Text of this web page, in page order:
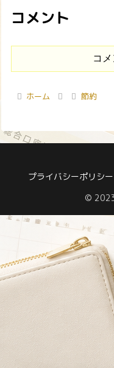
コメント
コ
ホーム 節約
プライバシーポリシー
©